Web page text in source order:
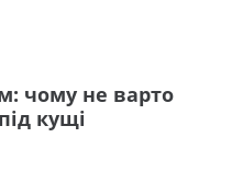
чому не варто
кущі